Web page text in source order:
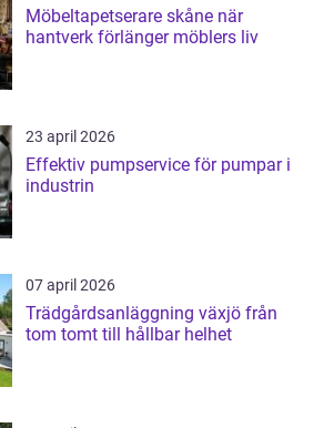
Möbeltapetserare skåne när
hantverk förlänger möblers liv
23 april 2026
Effektiv pumpservice för pumpar i
industrin
07 april 2026
Trädgårdsanläggning växjö från
tom tomt till hållbar helhet